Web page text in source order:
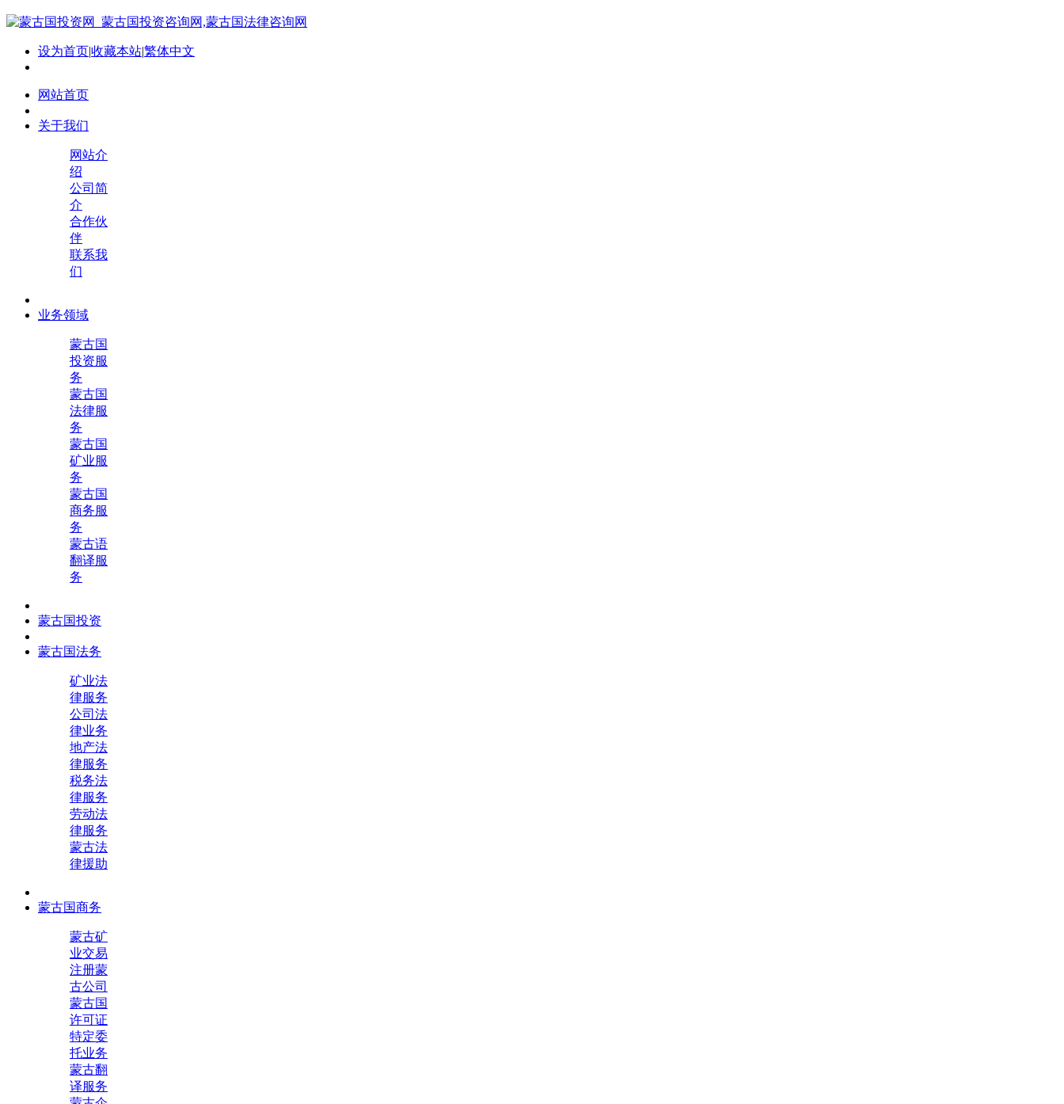
设为首页|收藏本站|繁体中文
网站首页
关于我们
网站介
绍
公司简
介
合作伙
伴
联系我
们
业务领域
蒙古国
投资服
务
蒙古国
法律服
务
蒙古国
矿业服
务
蒙古国
商务服
务
蒙古语
翻译服
务
蒙古国投资
蒙古国法务
矿业法
律服务
公司法
律业务
地产法
律服务
税务法
律服务
劳动法
律服务
蒙古法
律援助
蒙古国商务
蒙古矿
业交易
注册蒙
古公司
蒙古国
许可证
特定委
托业务
蒙古翻
译服务